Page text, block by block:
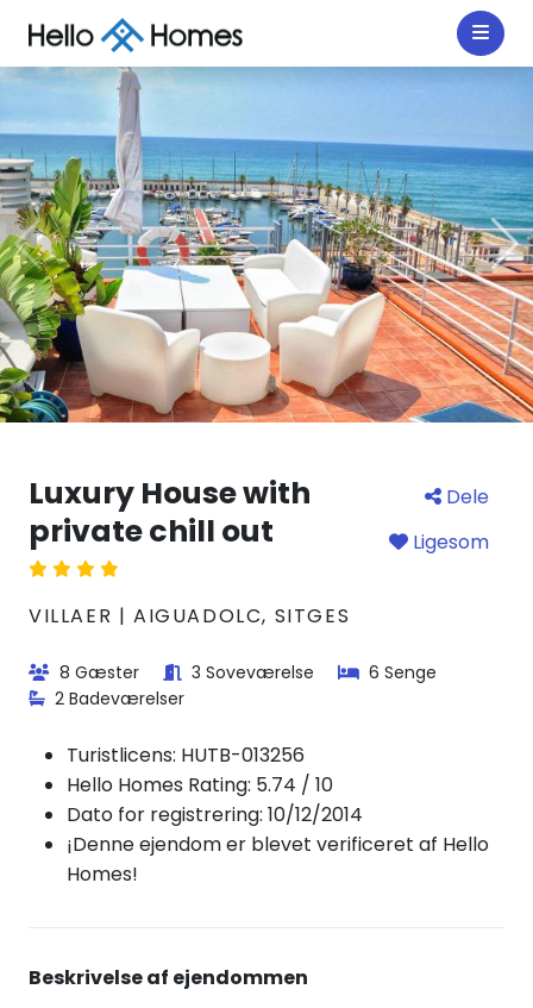
Luxury House with
private chill out
Dele
Ligesom
VILLAER | AIGUADOLC, SITGES
8 Gæster 3 Soveværelse
6 Senge
2 Badeværelser
Turistlicens: HUTB-013256
Hello Homes Rating: 5.74 / 10
Dato for registrering: 10/12/2014
¡Denne ejendom er blevet verificeret af Hello
Homes!
Beskrivelse af ejendommen